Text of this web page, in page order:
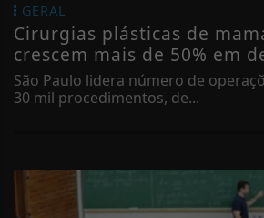
GERAL
Cirurgias plásticas de
crescem mais de 50% em
São Paulo lidera número de
30 mil procedimentos, de...